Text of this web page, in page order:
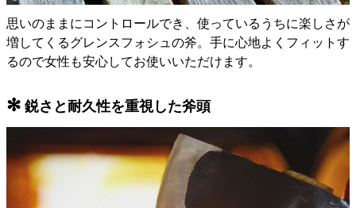
思いのままにコントロールでき、使っているうちに楽しさが
増してくるグレンスフォシュの斧。手に心地よくフィットす
るので女性も安心してお使いいただけます。
✻ 鋭さと耐久性を重視した斧頭